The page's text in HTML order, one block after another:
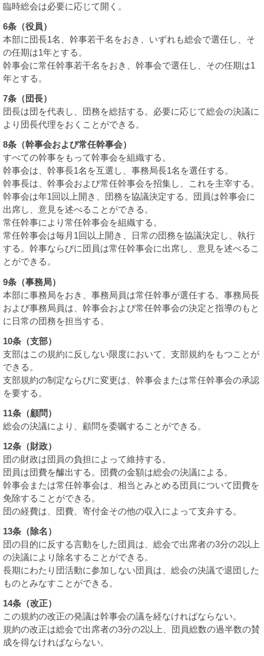
臨時総会は必要に応じて開く。
6条（役員）
本部に団長1名、幹事若干名をおき、いずれも総会で選任し、そ
の任期は1年とする。
幹事会に常任幹事若干名をおき、幹事会で選任し、その任期は1
年とする。
7条（団長）
団長は団を代表し、団務を総括する。必要に応じて総会の決議に
より団長代理をおくことができる。
8条（幹事会および常任幹事会）
すべての幹事をもって幹事会を組織する。
幹事会は、幹事長1名を互選し、事務局長1名を選任する。
幹事長は、幹事会および常任幹事会を招集し、これを主宰する。
幹事会は年1回以上開き、団務を協議決定する。団員は幹事会に
出席し、意見を述べることができる。
常任幹事により常任幹事会を組織する。
常任幹事会は毎月1回以上開き、日常の団務を協議決定し、執行
する。幹事ならびに団員は常任幹事会に出席し、意見を述べるこ
とができる。
9条（事務局）
本部に事務局をおき、事務局員は常任幹事が選任する。事務局長
および事務局員は、幹事会および常任幹事会の決定と指導のもと
に日常の団務を担当する。
10条（支部）
支部はこの規約に反しない限度において、支部規約をもつことが
できる。
支部規約の制定ならびに変更は、幹事会または常任幹事会の承認
を要する。
11条（顧問）
総会の決議により、顧問を委嘱することができる。
12条（財政）
団の財政は団員の負担によって維持する。
団員は団費を醵出する。団費の金額は総会の決議による。
幹事会または常任幹事会は、相当とみとめる団員について団費を
免除することができる。
団の経費は、団費、寄付金その他の収入によって支弁する。
13条（除名）
団の目的に反する言動をした団員は、総会で出席者の3分の2以上
の決議により除名することができる。
長期にわたり団活動に参加しない団員は、総会の決議で退団した
ものとみなすことができる。
14条（改正）
この規約の改正の発議は幹事会の議を経なければならない。
規約の改正は総会で出席者の3分の2以上、団員総数の過半数の賛
成を得なければならない。